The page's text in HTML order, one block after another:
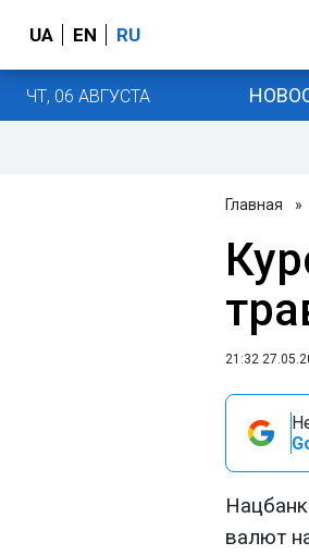
UA EN RU
ЧТ, 06 АВГУСТА
Главная »
21:32
Нацбанк
валют